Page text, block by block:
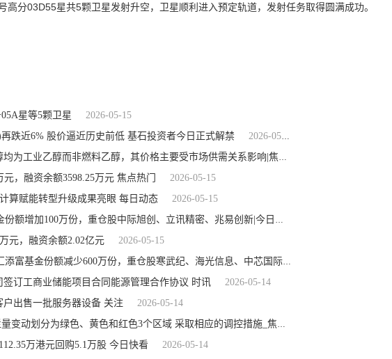
高分03D55星共5颗卫星发射升空，卫星顺利进入预定轨道，发射任务取得圆满成功。
星等5颗卫星
2026-05-15
跌近6% 股价逼近历史前低 基石投资者今日正式解禁
2026-05-15
，融资余额3598.25万元 焦点热门
2026-05-15
算赋能转型升级成果亮眼 每日动态
2026-05-15
元，融资余额2.02亿元
2026-05-15
签订工商业储能项目合同能源管理合作协议 时讯
2026-05-14
户出售一批服务器设备 关注
2026-05-14
万港元回购5.1万股 今日快看
2026-05-14